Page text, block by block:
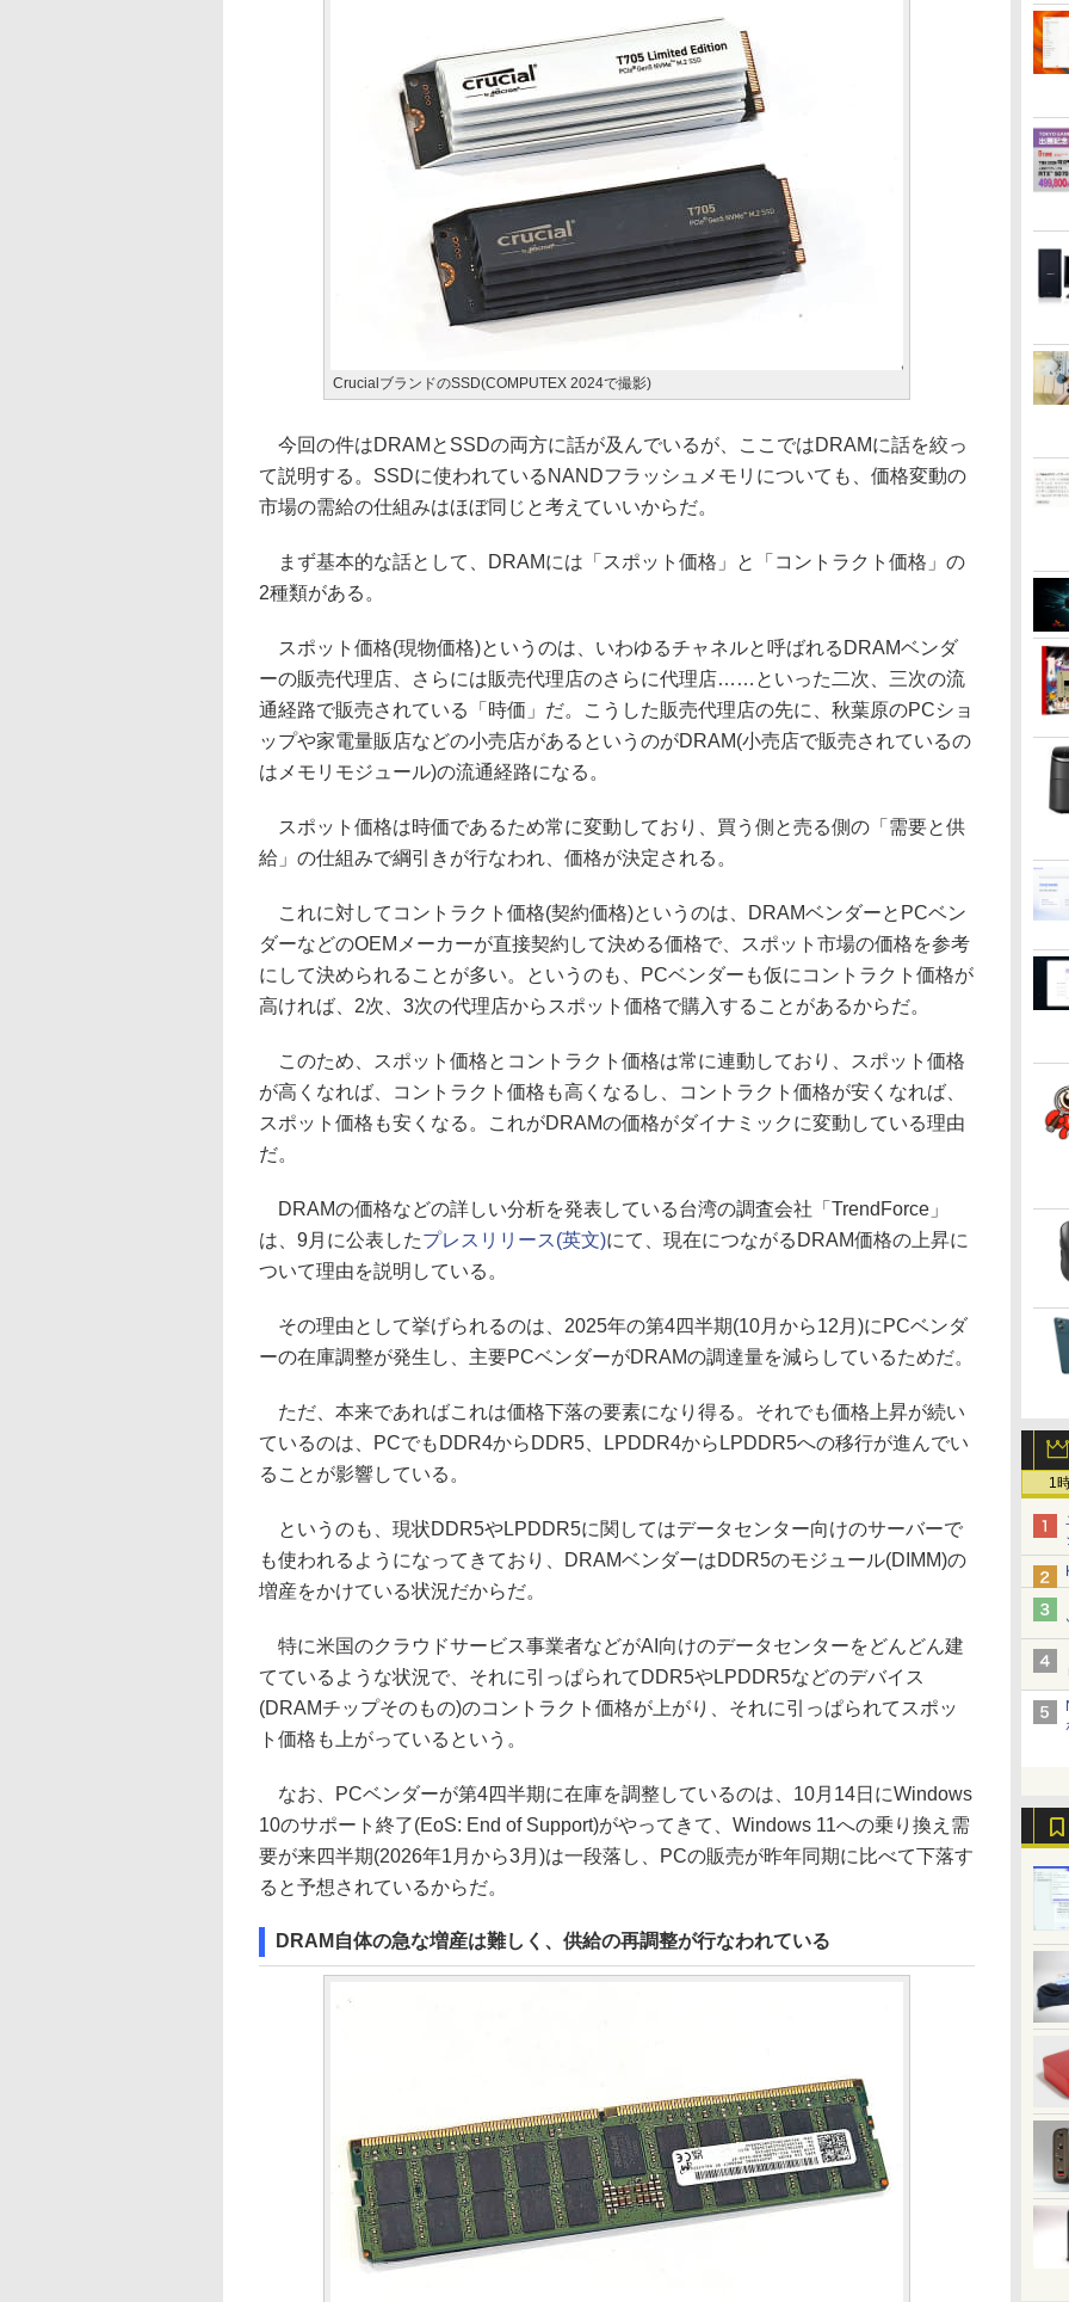
1
CrucialブランドのSSD(COMPUTEX 2024で撮影)
今回の件はDRAMとSSDの両方に話が及んでいるが、ここではDRAMに話を絞っ
て説明する。SSDに使われているNANDフラッシュメモリについても、価格変動の
市場の需給の仕組みはほぼ同じと考えていいからだ。
まず基本的な話として、DRAMには「スポット価格」と「コントラクト価格」の
2種類がある。
スポット価格(現物価格)というのは、いわゆるチャネルと呼ばれるDRAMベンダ
ーの販売代理店、さらには販売代理店のさらに代理店……といった二次、三次の流
通経路で販売されている「時価」だ。こうした販売代理店の先に、秋葉原のPCショ
ップや家電量販店などの小売店があるというのがDRAM(小売店で販売されているの
はメモリモジュール)の流通経路になる。
スポット価格は時価であるため常に変動しており、買う側と売る側の「需要と供
給」の仕組みで綱引きが行なわれ、価格が決定される。
これに対してコントラクト価格(契約価格)というのは、DRAMベンダーとPCベン
ダーなどのOEMメーカーが直接契約して決める価格で、スポット市場の価格を参考
にして決められることが多い。というのも、PCベンダーも仮にコントラクト価格が
高ければ、2次、3次の代理店からスポット価格で購入することがあるからだ。
このため、スポット価格とコントラクト価格は常に連動しており、スポット価格
が高くなれば、コントラクト価格も高くなるし、コントラクト価格が安くなれば、
スポット価格も安くなる。これがDRAMの価格がダイナミックに変動している理由
だ。
DRAMの価格などの詳しい分析を発表している台湾の調査会社「TrendForce」
は、9月に公表したプレスリリース(英文)にて、現在につながるDRAM価格の上昇に
ついて理由を説明している。
その理由として挙げられるのは、2025年の第4四半期(10月から12月)にPCベンダ
ーの在庫調整が発生し、主要PCベンダーがDRAMの調達量を減らしているためだ。
ただ、本来であればこれは価格下落の要素になり得る。それでも価格上昇が続い
ているのは、PCでもDDR4からDDR5、LPDDR4からLPDDR5への移行が進んでい
ることが影響している。
というのも、現状DDR5やLPDDR5に関してはデータセンター向けのサーバーで
も使われるようになってきており、DRAMベンダーはDDR5のモジュール(DIMM)の
増産をかけている状況だからだ。
特に米国のクラウドサービス事業者などがAI向けのデータセンターをどんどん建
てているような状況で、それに引っぱられてDDR5やLPDDR5などのデバイス
(DRAMチップそのもの)のコントラクト価格が上がり、それに引っぱられてスポッ
ト価格も上がっているという。
なお、PCベンダーが第4四半期に在庫を調整しているのは、10月14日にWindows
10のサポート終了(EoS: End of Support)がやってきて、Windows 11への乗り換え需
要が来四半期(2026年1月から3月)は一段落し、PCの販売が昨年同期に比べて下落す
ると予想されているからだ。
DRAM自体の急な増産は難しく、供給の再調整が行なわれている